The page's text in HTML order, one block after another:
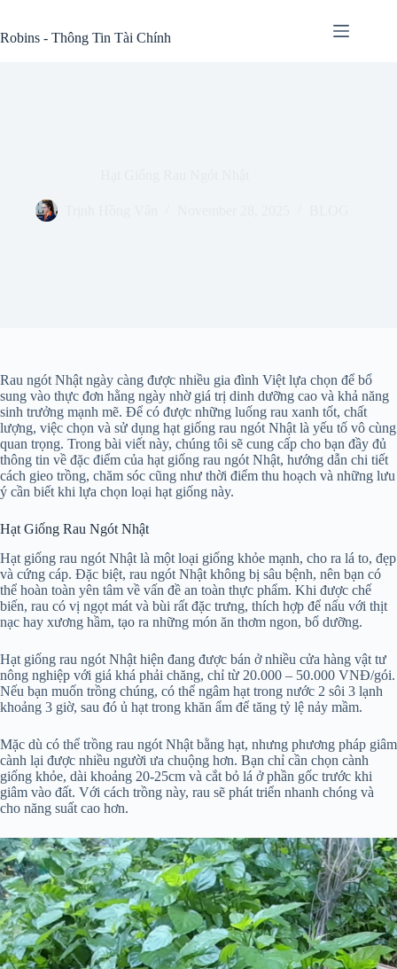
content
Robins - Thông Tin Tài Chính
Rau ngót Nhật ngày càng được nhiều gia đình Việt lựa chọn để bổ
sung vào thực đơn hằng ngày nhờ giá trị dinh dưỡng cao và khả năng
sinh trưởng mạnh mẽ. Để có được những luống rau xanh tốt, chất
lượng, việc chọn và sử dụng hạt giống rau ngót Nhật là yếu tố vô cùng
quan trọng. Trong bài viết này, chúng tôi sẽ cung cấp cho bạn đầy đủ
thông tin về đặc điểm của hạt giống rau ngót Nhật, hướng dẫn chi tiết
cách gieo trồng, chăm sóc cũng như thời điểm thu hoạch và những lưu
ý cần biết khi lựa chọn loại hạt giống này.
Hạt Giống Rau Ngót Nhật
Hạt giống rau ngót Nhật là một loại giống khỏe mạnh, cho ra lá to, đẹp
và cứng cáp. Đặc biệt, rau ngót Nhật không bị sâu bệnh, nên bạn có
thể hoàn toàn yên tâm về vấn đề an toàn thực phẩm. Khi được chế
biến, rau có vị ngọt mát và bùi rất đặc trưng, thích hợp để nấu với thịt
nạc hay xương hầm, tạo ra những món ăn thơm ngon, bổ dưỡng.
Hạt giống rau ngót Nhật hiện đang được bán ở nhiều cửa hàng vật tư
nông nghiệp với giá khá phải chăng, chỉ từ 20.000 – 50.000 VNĐ/gói.
Nếu bạn muốn trồng chúng, có thể ngâm hạt trong nước 2 sôi 3 lạnh
khoảng 3 giờ, sau đó ủ hạt trong khăn ẩm để tăng tỷ lệ nảy mầm.
Mặc dù có thể trồng rau ngót Nhật bằng hạt, nhưng phương pháp giâm
cành lại được nhiều người ưa chuộng hơn. Bạn chỉ cần chọn cành
giống khỏe, dài khoảng 20-25cm và cắt bỏ lá ở phần gốc trước khi
giâm vào đất. Với cách trồng này, rau sẽ phát triển nhanh chóng và
cho năng suất cao hơn.